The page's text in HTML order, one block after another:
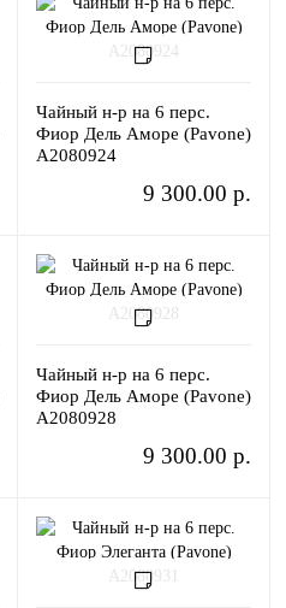
Чайный н-р на 6 перс.
Фиор Дель Аморе (Pavone)
A2080924
9 300.00 р.
Чайный н-р на 6 перс.
Фиор Дель Аморе (Pavone)
A2080928
9 300.00 р.